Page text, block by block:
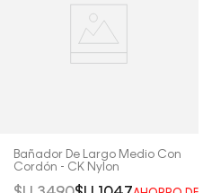
Bañador De Largo Medio Con
Cordón - CK Nylon